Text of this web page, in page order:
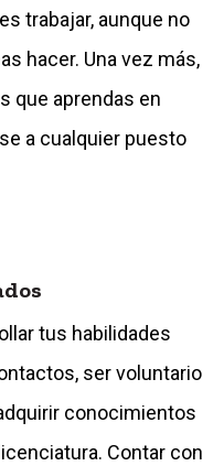
trabajar, aunque no
hacer. Una vez más,
que aprendas en
a cualquier puesto
tus habilidades
ser voluntario
conocimientos
Contar con